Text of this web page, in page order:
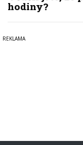
hodiny?